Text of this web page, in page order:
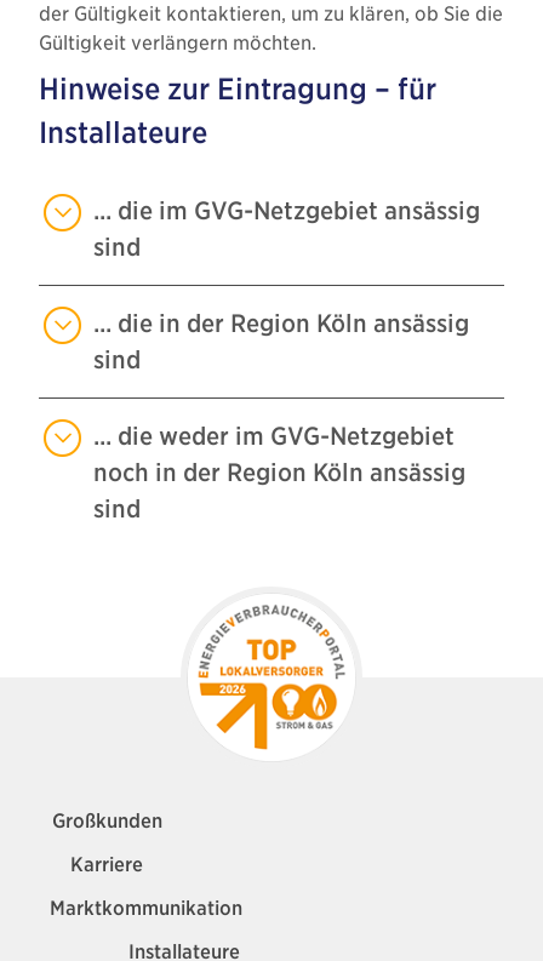
der Gültigkeit kontaktieren, um zu klären, ob Sie die
Gültigkeit verlängern möchten.
Hinweise zur Eintragung – für
Installateure
... die im GVG-Netzgebiet ansässig
sind
... die in der Region Köln ansässig
sind
... die weder im GVG-Netzgebiet
noch in der Region Köln ansässig
sind
Großkunden
Karriere
Marktkommunikation
Installateure